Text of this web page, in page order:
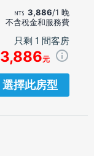
3,886/1 晚
不含稅金和服務費
只剩 1 間客房
3,886元
選擇此房型